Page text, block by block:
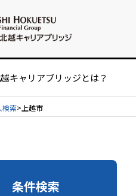
キャリアブリッジとは？
紹介の流れ
人事担当者様へ
検索 上越市
条件検索